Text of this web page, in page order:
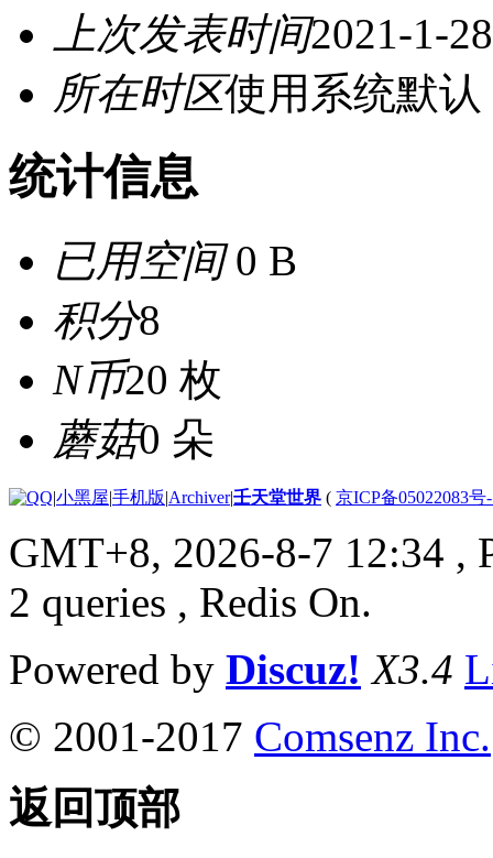
上次发表时间2021-1-
所在时区使用系统默认
统计信息
已用空间0 B
积分8
N币20 枚
蘑菇0 朵
|小黑屋|手机版|Archiver|壬天堂世界 ( 京ICP备05022083号
GMT+8, 2026-8-7 12:34 ,
2 queries , Redis On.
Powered by Discuz! X3.4
© 2001-2017 Comsenz Inc.
返回顶部